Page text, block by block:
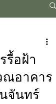
รื้อฝ้า
ณอาคาร
จันทร์